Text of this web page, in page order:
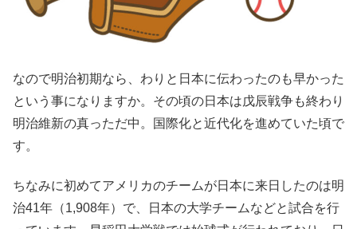
なので明治初期なら、わりと日本に伝わったのも早かった
という事になりますか。その頃の日本は戊辰戦争も終わり
明治維新の真っただ中。国際化と近代化を進めていた頃で
す。
ちなみに初めてアメリカのチームが日本に来日したのは明
治41年（1,908年）で、日本の大学チームなどと試合を行